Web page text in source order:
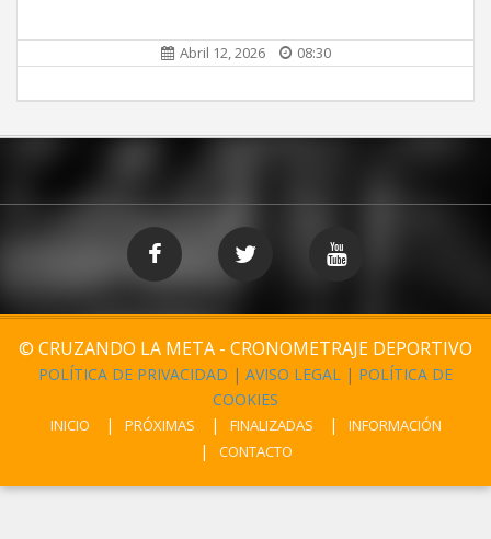
Abril 12, 2026 08:30
© CRUZANDO LA META - CRONOMETRAJE DEPORTIVO
POLÍTICA DE PRIVACIDAD | AVISO LEGAL | POLÍTICA DE
COOKIES
INICIO PRÓXIMAS FINALIZADAS
INFORMACIÓN
CONTACTO